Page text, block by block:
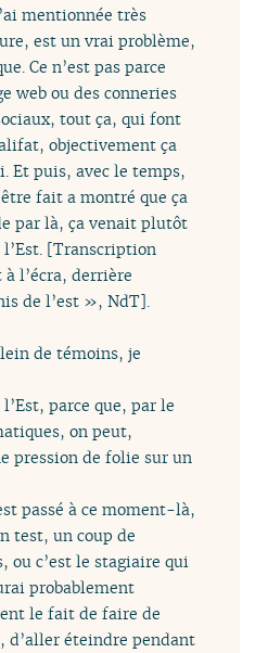
mentionnée très
est un vrai problème,
Ce n’est pas parce
web ou des conneries
tout ça, qui font
objectivement ça
Et puis, avec le temps,
fait a montré que ça
par là, ça venait plutôt
l’Est. [Transcription
l’écra, derrière
de l’est », NdT].
de témoins, je
parce que, par le
on peut,
pression de folie sur un
passé à ce moment-là,
test, un coup de
ou c’est le stagiaire qui
probablement
le fait de faire de
d’aller éteindre pendant